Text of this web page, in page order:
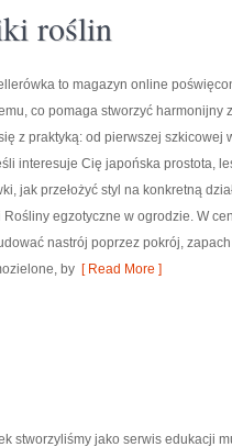
roślin
to magazyn online
co pomaga stworzyć harmonijny
z praktyką: od pierwszej
interesuje Cię japońska prostota,
jak przełożyć styl na konkretną
Rośliny egzotyczne w ogrodzie. W
nastrój poprzez pokrój,
by [ Read More ]
stworzyliśmy jako serwis edukacji